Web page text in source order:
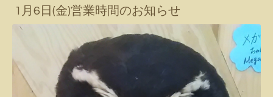
1月6日(金)営業時間のお知らせ